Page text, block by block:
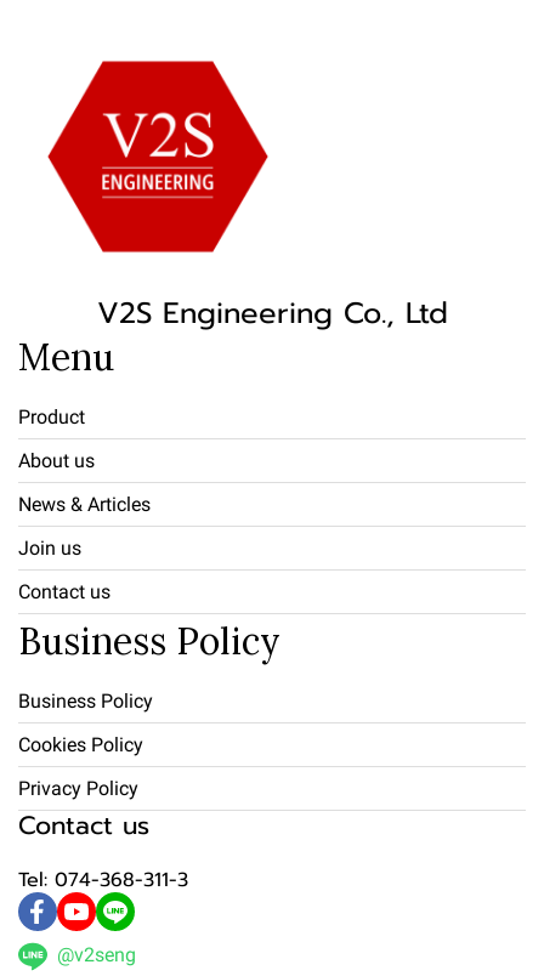
V2S Engineering Co., Ltd
Menu
Product
About us
News & Articles
Join us
Contact us
Business Policy
Business Policy
Cookies Policy
Privacy Policy
Contact us
Tel: 074-368-311-3
@v2seng